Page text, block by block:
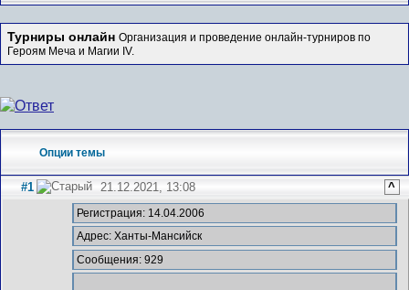
Турниры онлайн Организация и проведение онлайн-турниров по
Героям Меча и Магии IV.
Опции темы
#1 21.12.2021, 13:08 ^
Регистрация: 14.04.2006
Адрес: Ханты-Мансийск
Сообщения: 929